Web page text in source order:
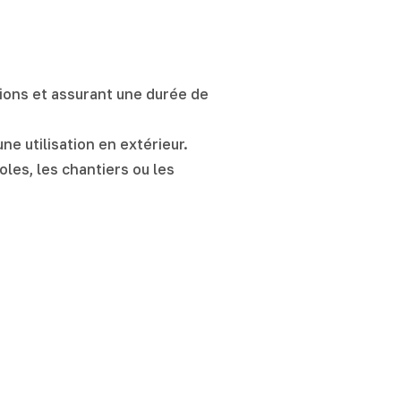
et assurant une durée de
utilisation en extérieur.
les chantiers ou les